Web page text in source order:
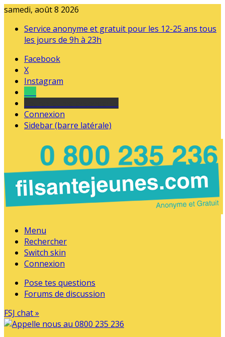
samedi, août 8 2026
Service anonyme et gratuit pour les 12-25 ans tous
les jours de 9h à 23h
Facebook
X
Instagram
Connexion
Sidebar (barre latérale)
Menu
Rechercher
Switch skin
Connexion
Pose tes questions
Forums de discussion
FSJ chat »